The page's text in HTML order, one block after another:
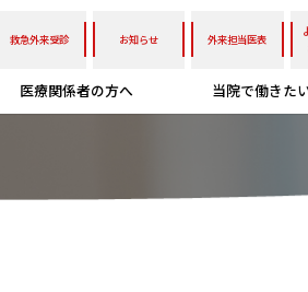
救急外来受診 お知らせ 外来担当医表
医療関係者の方へ 当院で働きた